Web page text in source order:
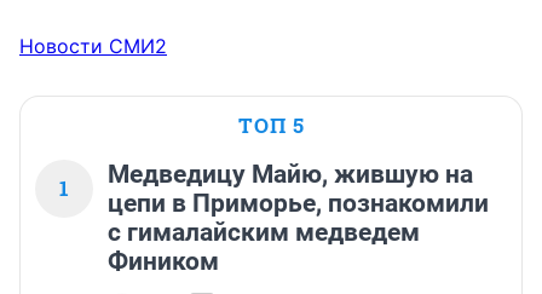
Новости СМИ2
ТОП 5
1
Медведицу Майю, жившую на
цепи в Приморье, познакомили
с гималайским медведем
Фиником